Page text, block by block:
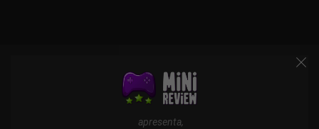
iAPs para pacotes de personagens e joias que nos permitem
progredir mais rapidamente. Felizmente, achei a monetização
desnecessária, pois tudo pode ser alcançado por meio da
apresenta,